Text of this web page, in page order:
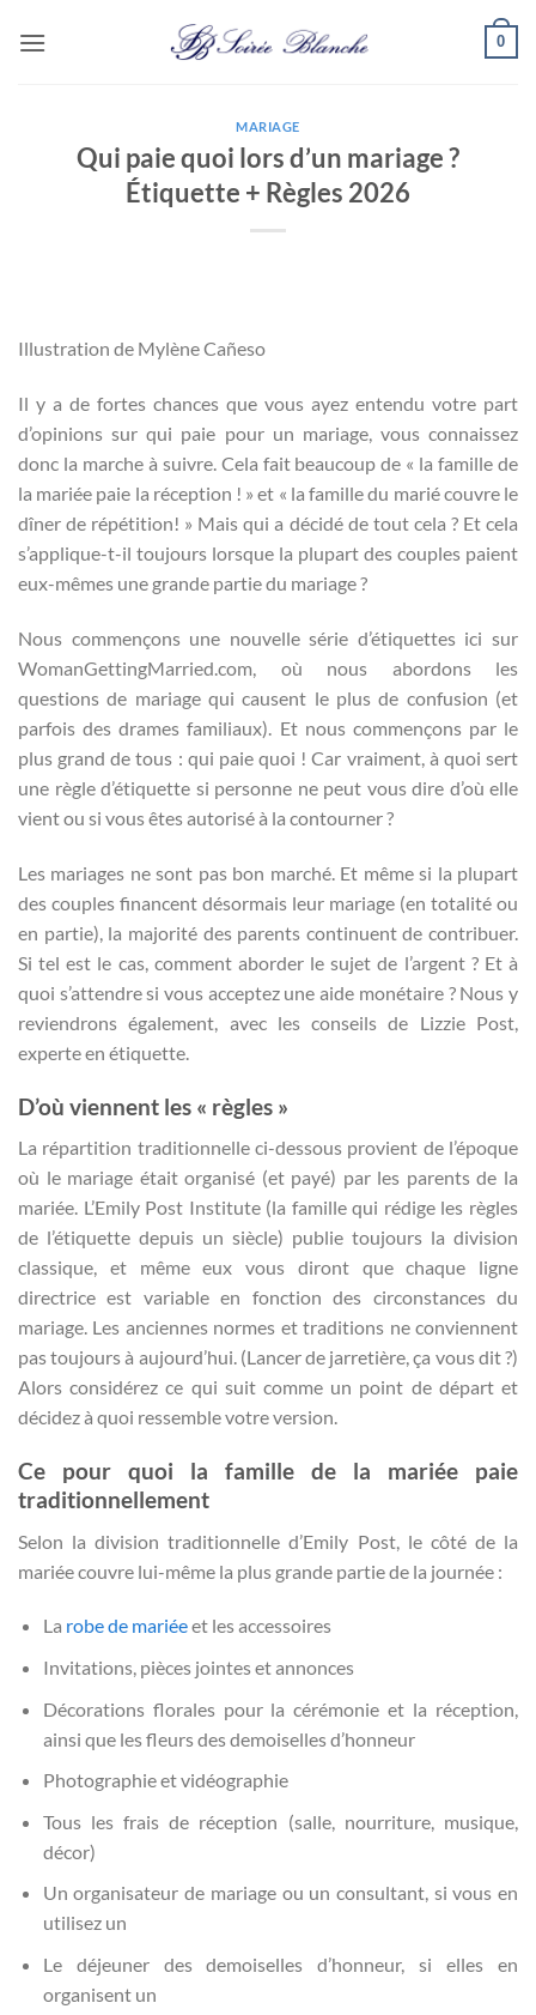
0
MARIAGE
Qui paie quoi lors d’un mariage ?
Étiquette + Règles 2026
Illustration de Mylène Cañeso
Il y a de fortes chances que vous ayez entendu votre part
d’opinions sur qui paie pour un mariage, vous connaissez
donc la marche à suivre. Cela fait beaucoup de « la famille de
la mariée paie la réception ! » et « la famille du marié couvre le
dîner de répétition! » Mais qui a décidé de tout cela ? Et cela
s’applique-t-il toujours lorsque la plupart des couples paient
eux-mêmes une grande partie du mariage ?
Nous commençons une nouvelle série d’étiquettes ici sur
WomanGettingMarried.com, où nous abordons les
questions de mariage qui causent le plus de confusion (et
parfois des drames familiaux). Et nous commençons par le
plus grand de tous : qui paie quoi ! Car vraiment, à quoi sert
une règle d’étiquette si personne ne peut vous dire d’où elle
vient ou si vous êtes autorisé à la contourner ?
Les mariages ne sont pas bon marché. Et même si la plupart
des couples financent désormais leur mariage (en totalité ou
en partie), la majorité des parents continuent de contribuer.
Si tel est le cas, comment aborder le sujet de l’argent ? Et à
quoi s’attendre si vous acceptez une aide monétaire ? Nous y
reviendrons également, avec les conseils de Lizzie Post,
experte en étiquette.
D’où viennent les « règles »
La répartition traditionnelle ci-dessous provient de l’époque
où le mariage était organisé (et payé) par les parents de la
mariée. L’Emily Post Institute (la famille qui rédige les règles
de l’étiquette depuis un siècle) publie toujours la division
classique, et même eux vous diront que chaque ligne
directrice est variable en fonction des circonstances du
mariage. Les anciennes normes et traditions ne conviennent
pas toujours à aujourd’hui. (Lancer de jarretière, ça vous dit ?)
Alors considérez ce qui suit comme un point de départ et
décidez à quoi ressemble votre version.
Ce pour quoi la famille de la mariée paie
traditionnellement
Selon la division traditionnelle d’Emily Post, le côté de la
mariée couvre lui-même la plus grande partie de la journée :
La robe de mariéeet les accessoires
Invitations, pièces jointes et annonces
Décorations florales pour la cérémonie et la réception,
ainsi que les fleurs des demoiselles d’honneur
Photographie et vidéographie
Tous les frais de réception (salle, nourriture, musique,
décor)
Un organisateur de mariage ou un consultant, si vous en
utilisez un
Le déjeuner des demoiselles d’honneur, si elles en
organisent un